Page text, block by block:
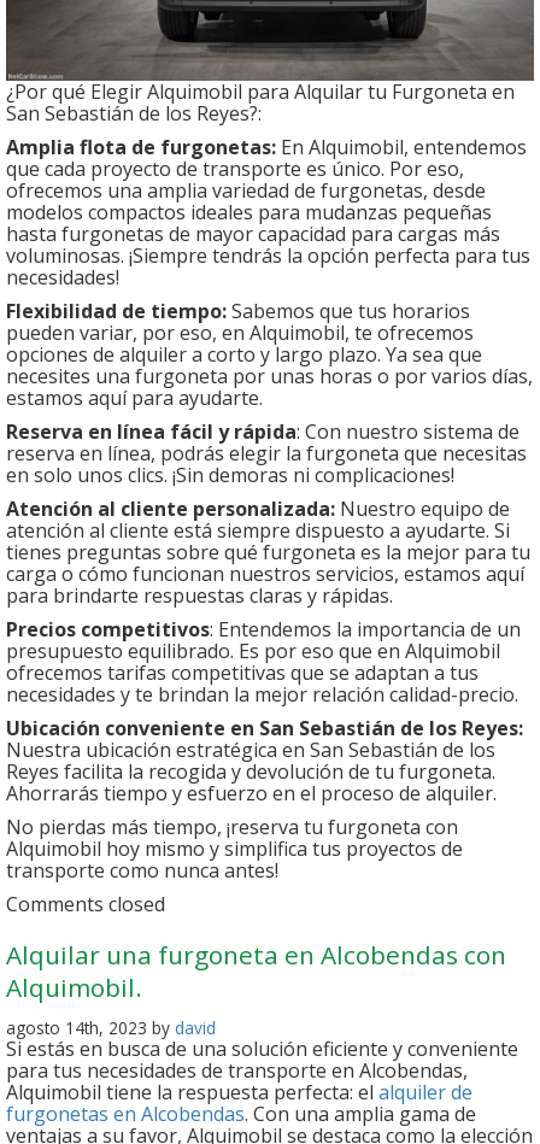
¿Por qué Elegir Alquimobil para Alquilar tu Furgoneta en
San Sebastián de los Reyes?:
Amplia flota de furgonetas: En Alquimobil, entendemos
que cada proyecto de transporte es único. Por eso,
ofrecemos una amplia variedad de furgonetas, desde
modelos compactos ideales para mudanzas pequeñas
hasta furgonetas de mayor capacidad para cargas más
voluminosas. ¡Siempre tendrás la opción perfecta para tus
necesidades!
Flexibilidad de tiempo:Sabemos que tus horarios
pueden variar, por eso, en Alquimobil, te ofrecemos
opciones de alquiler a corto y largo plazo. Ya sea que
necesites una furgoneta por unas horas o por varios días,
estamos aquí para ayudarte.
Reserva en línea fácil y rápida: Con nuestro sistema de
reserva en línea, podrás elegir la furgoneta que necesitas
en solo unos clics. ¡Sin demoras ni complicaciones!
Atención al cliente personalizada: Nuestro equipo de
atención al cliente está siempre dispuesto a ayudarte. Si
tienes preguntas sobre qué furgoneta es la mejor para tu
carga o cómo funcionan nuestros servicios, estamos aquí
para brindarte respuestas claras y rápidas.
Precios competitivos: Entendemos la importancia de un
presupuesto equilibrado. Es por eso que en Alquimobil
ofrecemos tarifas competitivas que se adaptan a tus
necesidades y te brindan la mejor relación calidad-precio.
Ubicación conveniente en San Sebastián de los Reyes:
Nuestra ubicación estratégica en San Sebastián de los
Reyes facilita la recogida y devolución de tu furgoneta.
Ahorrarás tiempo y esfuerzo en el proceso de alquiler.
No pierdas más tiempo, ¡reserva tu furgoneta con
Alquimobil hoy mismo y simplifica tus proyectos de
transporte como nunca antes!
Comments closed
Alquilar una furgoneta en Alcobendas con
Alquimobil.
agosto 14th, 2023 by david
Si estás en busca de una solución eficiente y conveniente
para tus necesidades de transporte en Alcobendas,
Alquimobil tiene la respuesta perfecta: el alquiler de
furgonetas en Alcobendas. Con una amplia gama de
ventajas a su favor, Alquimobil se destaca como la elección